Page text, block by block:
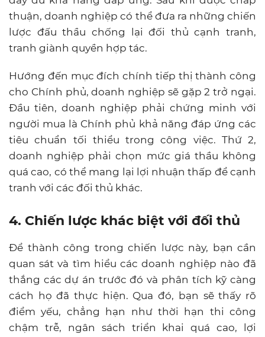
thuận, doanh nghiệp có thể đưa ra những chiến
lược đấu thầu chống lại đối thủ cạnh tranh,
tranh giành quyền hợp tác.
Hướng đến mục đích chính tiếp thị thành công
cho Chính phủ, doanh nghiệp sẽ gặp 2 trở ngại.
Đầu tiên, doanh nghiệp phải chứng minh với
người mua là Chính phủ khả năng đáp ứng các
tiêu chuẩn tối thiểu trong công việc. Thứ 2,
doanh nghiệp phải chọn mức giá thầu không
quá cao, có thể mang lại lợi nhuận thấp để cạnh
tranh với các đối thủ khác.
4. Chiến lược khác biệt với đối thủ
Để thành công trong chiến lược này, bạn cần
quan sát và tìm hiểu các doanh nghiệp nào đã
thắng các dự án trước đó và phân tích kỹ càng
cách họ đã thực hiện. Qua đó, bạn sẽ thấy rõ
điểm yếu, chẳng hạn như thời hạn thi công
chậm trễ, ngân sách triển khai quá cao, lợi